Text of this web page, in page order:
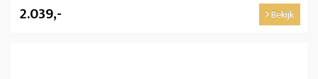
2.039,- Bekijk